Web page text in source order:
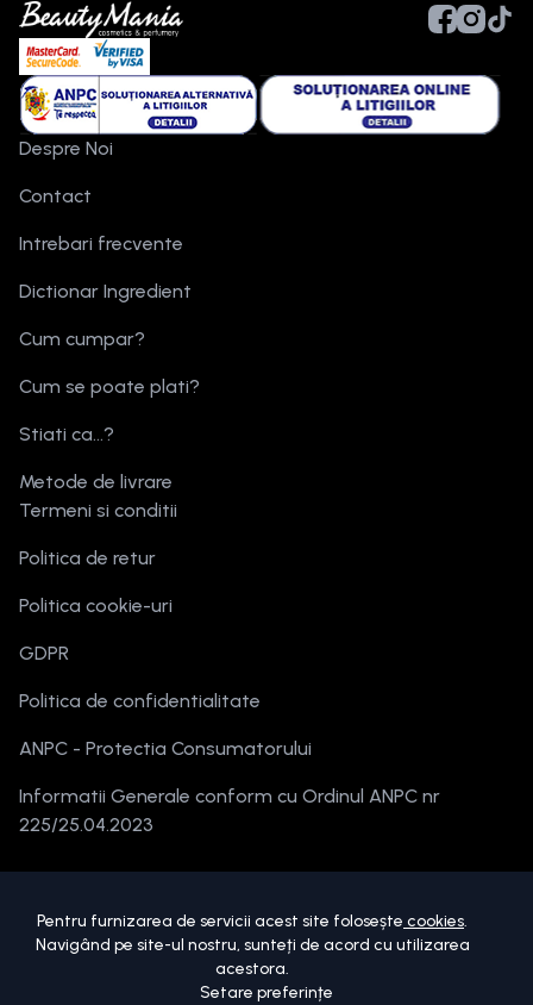
Despre Noi
Contact
Intrebari frecvente
Dictionar Ingredient
Cum cumpar?
Cum se poate plati?
Stiati ca...?
Metode de livrare
Termeni si conditii
Politica de retur
Politica cookie-uri
GDPR
Politica de confidentialitate
ANPC - Protectia Consumatorului
Informatii Generale conform cu Ordinul ANPC nr
225/25.04.2023
beautymania.ro.
Pentru furnizarea de servicii acest site folosește cookies.
Navigând pe site-ul nostru, sunteți de acord cu utilizarea
acestora.
Setare preferințe